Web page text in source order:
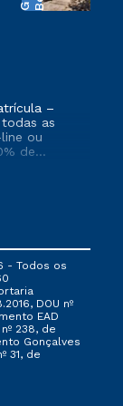
–
as
ou
de
tenham
das
e
- Todos os
DOU nº
EAD
238, de
Gonçalves
31, de